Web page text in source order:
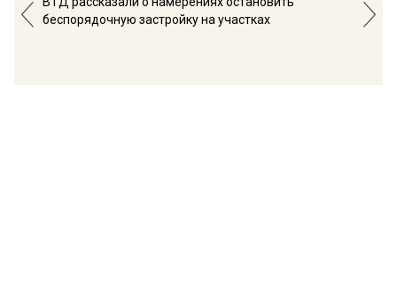
беспорядочную застройку на участках